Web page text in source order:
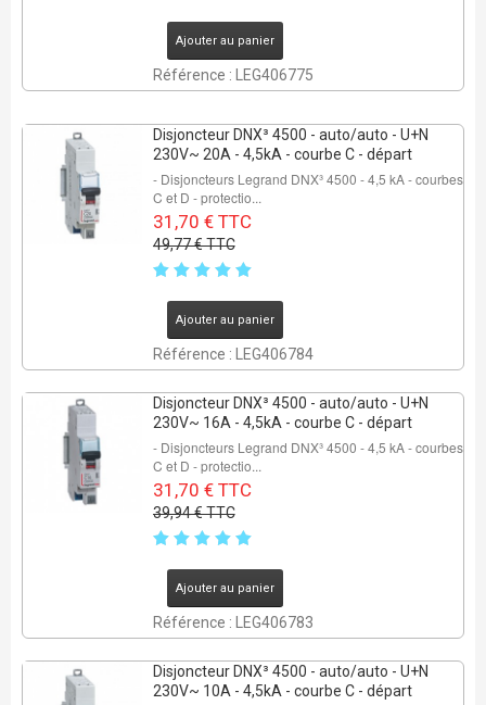
Ajouter au panier
Référence : LEG406775
Disjoncteur DNX³ 4500 - auto/auto - U+N
230V~ 20A - 4,5kA - courbe C - départ
- Disjoncteurs Legrand DNX³ 4500 - 4,5 kA - courbes
C et D - protectio...
31,70 € TTC
49,77 € TTC
Ajouter au panier
Référence : LEG406784
Disjoncteur DNX³ 4500 - auto/auto - U+N
230V~ 16A - 4,5kA - courbe C - départ
- Disjoncteurs Legrand DNX³ 4500 - 4,5 kA - courbes
C et D - protectio...
31,70 € TTC
39,94 € TTC
Ajouter au panier
Référence : LEG406783
Disjoncteur DNX³ 4500 - auto/auto - U+N
230V~ 10A - 4,5kA - courbe C - départ